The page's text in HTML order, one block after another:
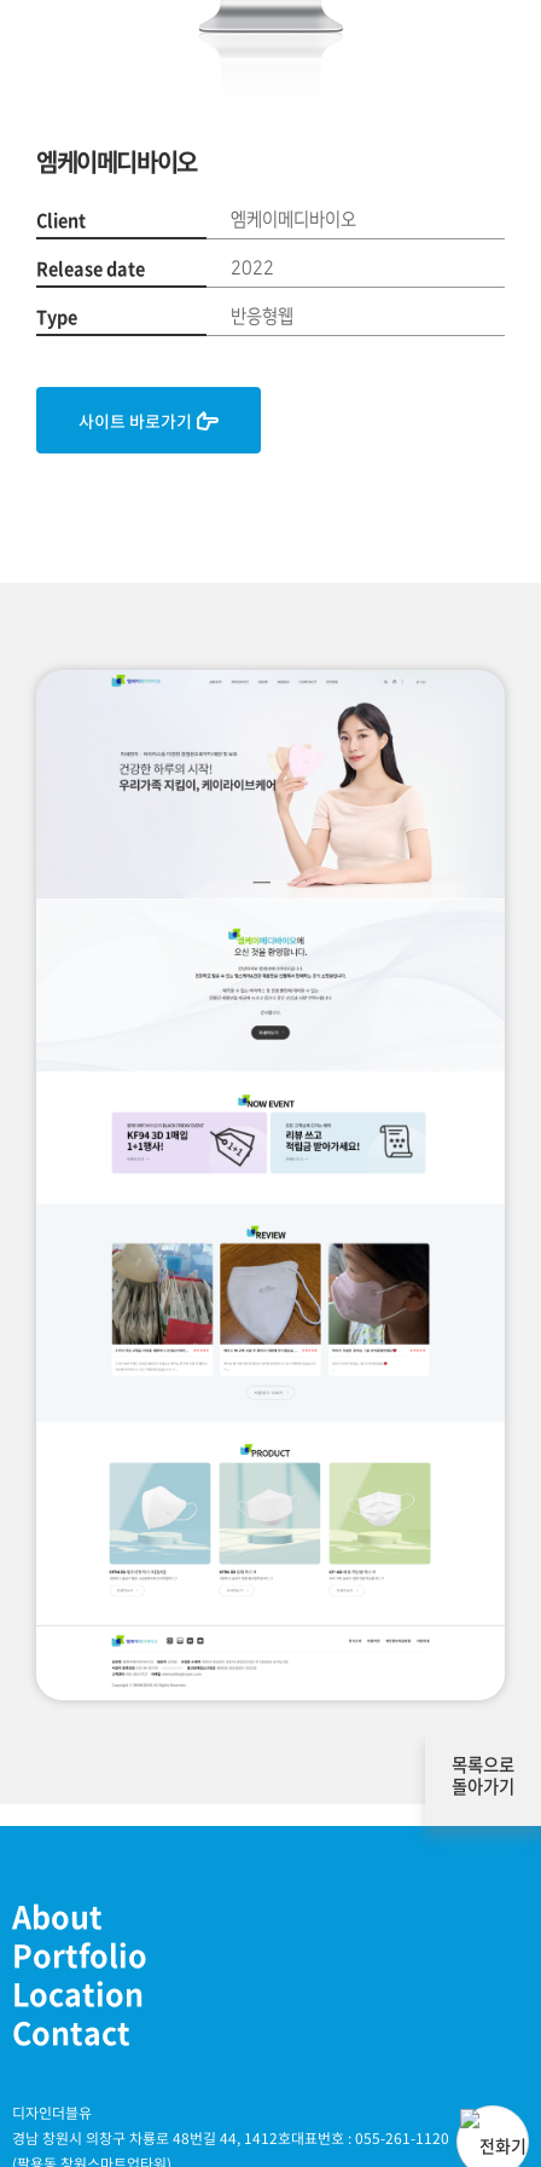
엠케이메디바이오
Client 엠케이메디바이오
Release date 2022
Type 반응형웹
사이트 바로가기
목록으로
돌아가기
About
Portfolio
Location
Contact
디자인더블유
경남 창원시 의창구 차룡로 48번길 44, 1412호대표번호 : 055-261-1120